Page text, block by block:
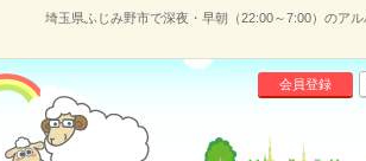
埼玉県ふじみ野市で深夜・早朝（22:00～7:00）のア
会員登録